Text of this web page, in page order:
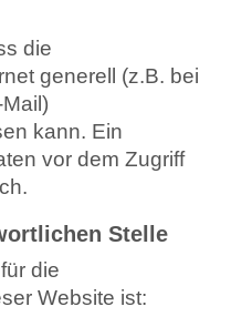
die
generell (z.B. bei
kann. Ein
vor dem Zugriff
Stelle
die
Website ist: